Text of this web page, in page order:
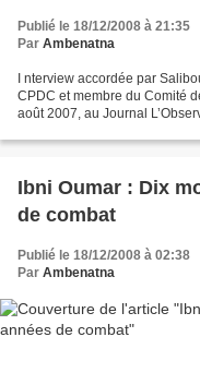
Publié le 18/12/2008 à 21:35
Par Ambenatna
I nterview accordée par
CPDC et membre du Comité
août 2007, au Journal
Ibni Oumar : Dix
de combat
Publié le 18/12/2008 à 02:38
Par Ambenatna